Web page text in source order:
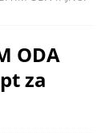
ODA
za